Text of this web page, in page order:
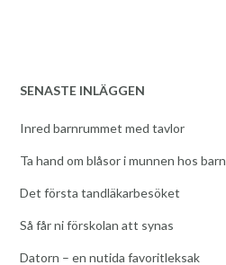
SENASTE INLÄGGEN
Inred barnrummet med tavlor
Ta hand om blåsor i munnen hos barn
Det första tandläkarbesöket
Så får ni förskolan att synas
Datorn – en nutida favoritleksak